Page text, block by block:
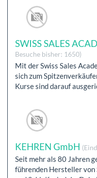
SWISS SALES
Besuche bisher: 1650)
Mit der Swiss Sales
sich zum
Kurse sind darauf
KEHREN GmbH
Seit mehr als 80 Jahren
führenden Hersteller von